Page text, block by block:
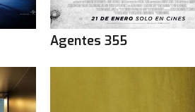
Agentes 355